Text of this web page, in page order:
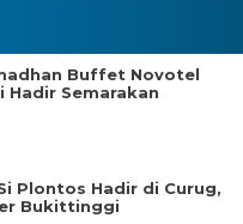
Buffet Novotel
Hadir Semarakan
Plontos Hadir di Curug,
Bukittinggi